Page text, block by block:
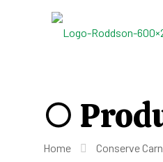
○
Home Conserve